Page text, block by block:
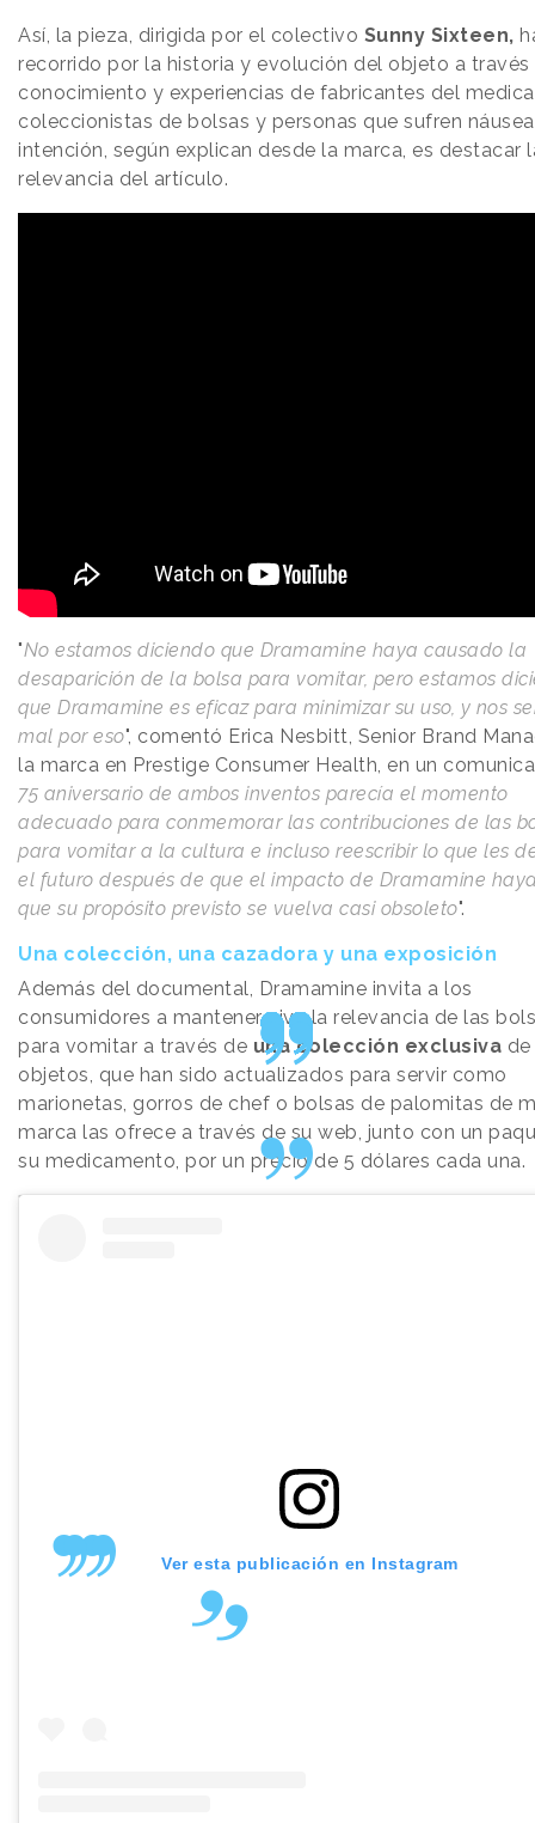
Así, la pieza, dirigida por el colectivo Sunny Sixteen,
recorrido por la historia y evolución del objeto a través
conocimiento y experiencias de fabricantes del
coleccionistas de bolsas y personas que sufren
intención, según explican desde la marca, es destacar
relevancia del artículo.
"No estamos diciendo que Dramamine haya causado la
desaparición de la bolsa para vomitar, pero estamos
que Dramamine es eficaz para minimizar su uso, y nos
mal por eso", comentó Erica Nesbitt, Senior Brand
la marca en Prestige Consumer Health, en un
75 aniversario de ambos inventos parecía el momento
adecuado para conmemorar las contribuciones de las
para vomitar a la cultura e incluso reescribir lo que les
el futuro después de que el impacto de Dramamine
que su propósito previsto se vuelva casi obsoleto".
Una colección, una cazadora y una exposición
Además del documental, Dramamine invita a los
consumidores a mantener viva la relevancia de las
para vomitar a través de una colección exclusiva
objetos, que han sido actualizados para servir como
marionetas, gorros de chef o bolsas de palomitas de
marca las ofrece a través de su web, junto con un
su medicamento, por un precio de 5 dólares cada una.
Ver esta publicación en Instagram